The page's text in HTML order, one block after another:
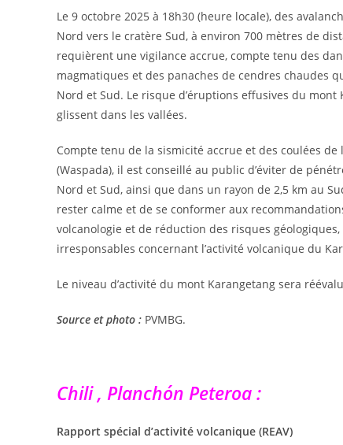
Le 9 octobre 2025 à 18h30 (heure locale), des
Nord vers le cratère Sud, à environ 700 mètres de
requièrent une vigilance accrue, compte tenu des
magmatiques et des panaches de cendres chaudes
Nord et Sud. Le risque d’éruptions effusives du
glissent dans les vallées.
Compte tenu de la sismicité accrue et des coulées
(Waspada), il est conseillé au public d’éviter de
Nord et Sud, ainsi que dans un rayon de 2,5 km au
rester calme et de se conformer aux
volcanologie et de réduction des risques
irresponsables concernant l’activité volcanique du
Le niveau d’activité du mont Karangetang sera
Source et photo : PVMBG.
Chili , Planchón Peteroa :
Rapport spécial d’activité volcanique (REAV)